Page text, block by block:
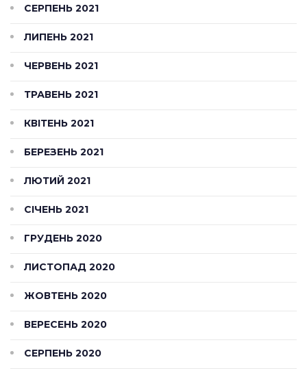
СЕРПЕНЬ 2021
ЛИПЕНЬ 2021
ЧЕРВЕНЬ 2021
ТРАВЕНЬ 2021
КВІТЕНЬ 2021
БЕРЕЗЕНЬ 2021
ЛЮТИЙ 2021
СІЧЕНЬ 2021
ГРУДЕНЬ 2020
ЛИСТОПАД 2020
ЖОВТЕНЬ 2020
ВЕРЕСЕНЬ 2020
СЕРПЕНЬ 2020